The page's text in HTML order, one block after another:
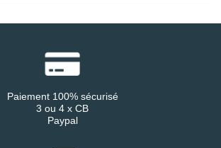
Paiement 100% sécurisé
3 ou 4 x CB
Paypal